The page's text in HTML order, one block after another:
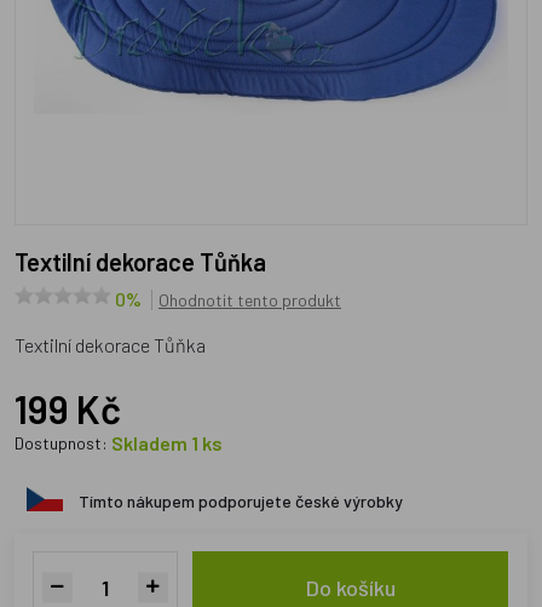
Textilní dekorace Tůňka
0% Ohodnotit tento produkt
Textilní dekorace Tůňka
199 Kč
Dostupnost: Skladem 1 ks
Tímto nákupem podporujete české výrobky
Do košíku